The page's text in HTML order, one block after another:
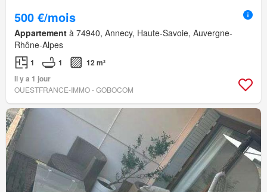
500 €/mois
Appartement à 74940, Annecy, Haute-Savoie, Auvergne-
Rhône-Alpes
1 1
12 m²
Il y a 1 jour
OUESTFRANCE-IMMO - GOBOCOM